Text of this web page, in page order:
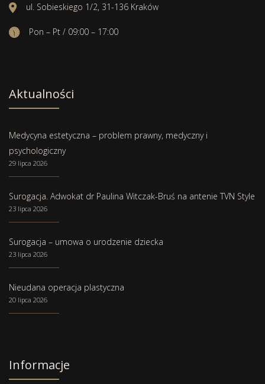
ul. Sobieskiego 1/2, 31-136 Kraków
Pon – Pt / 09:00 – 17:00
Aktualności
Medycyna estetyczna – problem prawny, medyczny i
psychologiczny
29 lipca 2026
Surogacja. Adwokat dr Paulina Witczak-Bruś na antenie TVN Style
23 lipca 2026
Surogacja – umowa o urodzenie dziecka
23 lipca 2026
Nieudana operacja plastyczna
20 lipca 2026
Informacje